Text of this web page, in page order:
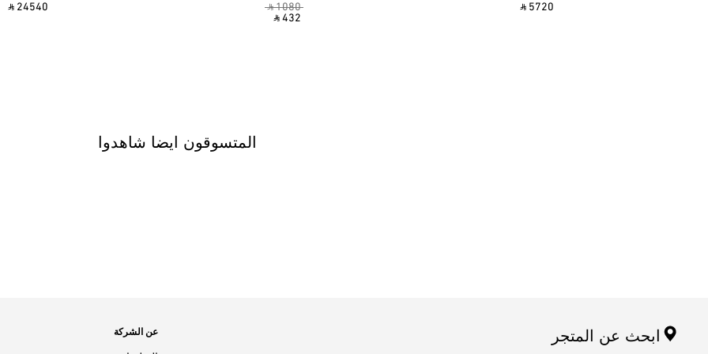
‎ ⃁ 24540 ‎
‎ ⃁ 1080 ‎
‎ ⃁ 432 ‎
‎ ⃁ 5720 ‎
المتسوقون ايضا شاهدوا
ابحث عن المتجر عن الشركة